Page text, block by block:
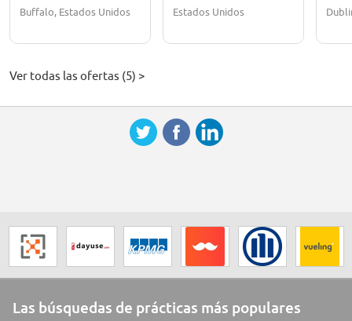
Buffalo, Estados Unidos
Estados Unidos
Ver todas las ofertas (5) >
Las búsquedas de prácticas más populares